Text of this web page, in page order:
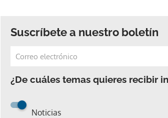
Suscríbete a nuestro boletín
¿De cuáles temas quieres recibir
Noticias